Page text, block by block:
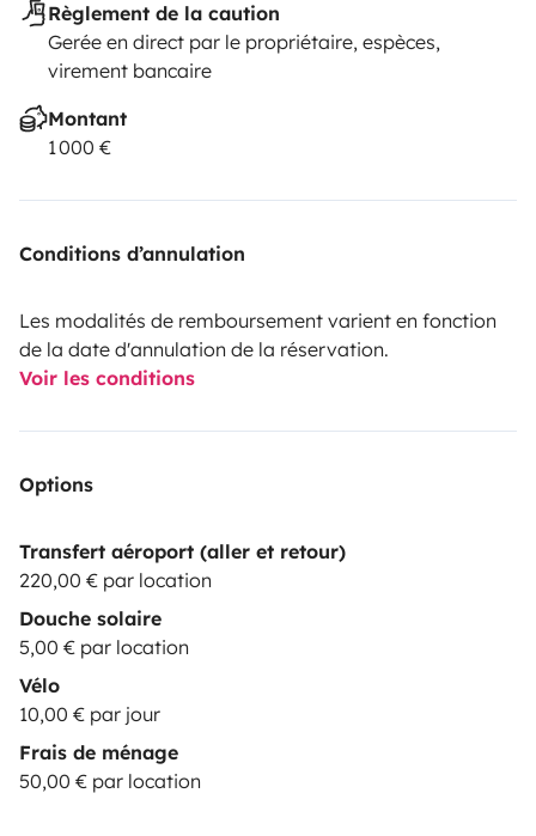
Règlement de la caution
Gerée en direct par le propriétaire, espèces,
virement bancaire
Montant
1 000 €
Conditions d’annulation
Les modalités de remboursement varient en fonction
de la date d'annulation de la réservation.
Voir les conditions
Options
Transfert aéroport (aller et retour)
220,00 € par location
Douche solaire
5,00 € par location
Vélo
10,00 € par jour
Frais de ménage
50,00 € par location